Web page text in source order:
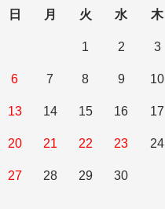
日
月 火 水 木
1 2 3
6 7 8 9 10
13 14 15 16 17
20 21 22 23 24
27 28 29 30